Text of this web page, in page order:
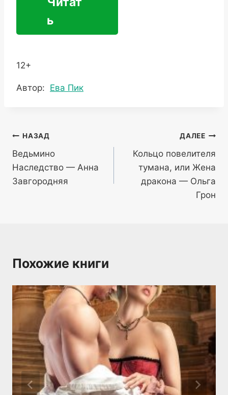
ь
12+
Метки
Автор: Ева Пик
Навигация
по
записям
НАЗАД
Ведьмино
Наследство — Анна
Завгородняя
ДАЛЕЕ
Кольцо повелителя
тумана, или Жена
дракона — Ольга
Грон
Похожие книги